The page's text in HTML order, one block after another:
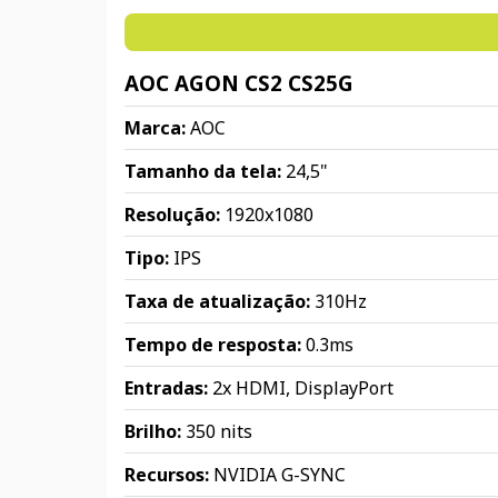
AOC AGON CS2 CS25G
Marca:AOC
Tamanho da tela: 24,5"
Resolução: 1920x1080
Tipo: IPS
Taxa de atualização: 310Hz
Tempo de resposta:0.3ms
Entradas: 2x HDMI, DisplayPort
Brilho: 350 nits
Recursos: NVIDIA G-SYNC